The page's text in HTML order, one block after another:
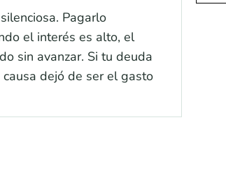
Pagarlo
el interés es alto, el
sin avanzar. Si tu deuda
dejó de ser el gasto